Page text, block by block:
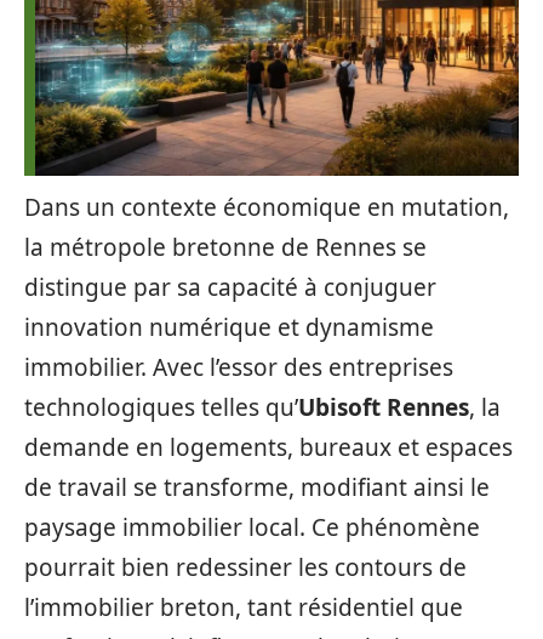
Dans un contexte économique en mutation,
la métropole bretonne de Rennes se
distingue par sa capacité à conjuguer
innovation numérique et dynamisme
immobilier. Avec l’essor des entreprises
technologiques telles qu’Ubisoft Rennes, la
demande en logements, bureaux et espaces
de travail se transforme, modifiant ainsi le
paysage immobilier local. Ce phénomène
pourrait bien redessiner les contours de
l’immobilier breton, tant résidentiel que